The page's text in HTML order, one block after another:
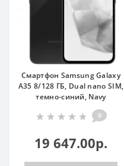
Смартфон Samsung Galaxy
A35 8/128 ГБ, Dual nano SIM,
темно-синий, Navy
0
19 647.00р.